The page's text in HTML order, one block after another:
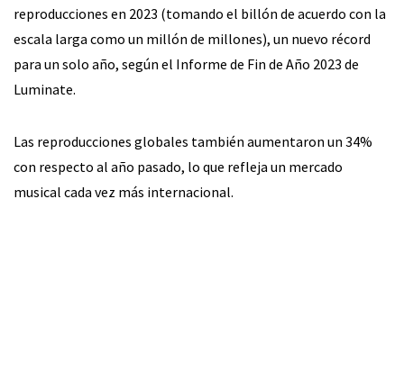
reproducciones en 2023 (tomando el billón de acuerdo con la
escala larga como un millón de millones), un nuevo récord
para un solo año, según el Informe de Fin de Año 2023 de
Luminate.
Las reproducciones globales también aumentaron un 34%
con respecto al año pasado, lo que refleja un mercado
musical cada vez más internacional.